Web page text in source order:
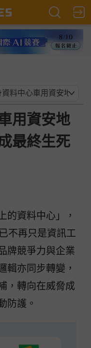
用資安地
最終生死
的資料中心」，
不再只是資訊工
牌競爭力與企業
輯亦同步轉變，
，轉向在威脅成
防護。